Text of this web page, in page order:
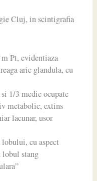
Cluj, in scintigrafia
Pt, evidentiaza
arie glandula, cu
1/3 medie ocupate
metabolic, extins
lacunar, usor
cu aspect
stang